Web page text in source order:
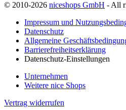
© 2010-2026 niceshops GmbH - All
Impressum und
Datenschutz
Allgemeine
Barrierefreiheitserklärung
Datenschutz-Einstellungen
Unternehmen
Weitere nice Shops
Vertrag widerrufen